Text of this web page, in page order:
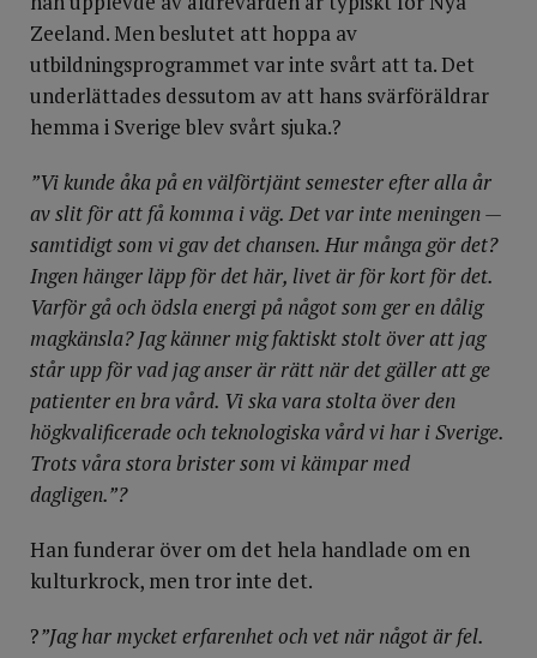
Zeeland. Men beslutet att hoppa av
utbildningsprogrammet var inte svårt att ta. Det
underlättades dessutom av att hans svärföräldrar
hemma i Sverige blev svårt sjuka.?
”Vi kunde åka på en välförtjänt semester efter alla år
av slit för att få komma i väg. Det var inte meningen —
samtidigt som vi gav det chansen. Hur många gör det?
Ingen hänger läpp för det här, livet är för kort för det.
Varför gå och ödsla energi på något som ger en dålig
magkänsla? Jag känner mig faktiskt stolt över att jag
står upp för vad jag anser är rätt när det gäller att ge
patienter en bra vård. Vi ska vara stolta över den
högkvalificerade och teknologiska vård vi har i Sverige.
Trots våra stora brister som vi kämpar med
dagligen.”?
Han funderar över om det hela handlade om en
kulturkrock, men tror inte det.
?”Jag har mycket erfarenhet och vet när något är fel.